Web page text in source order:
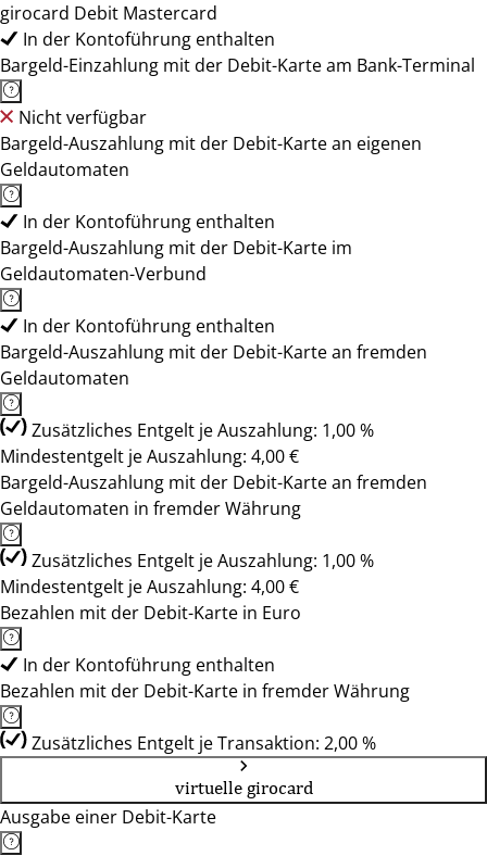
girocard Debit Mastercard
In der Kontoführung enthalten
Bargeld-Einzahlung mit der Debit-Karte am Bank-Terminal
Nicht verfügbar
Bargeld-Auszahlung mit der Debit-Karte an eigenen
Geldautomaten
In der Kontoführung enthalten
Bargeld-Auszahlung mit der Debit-Karte im
Geldautomaten-Verbund
In der Kontoführung enthalten
Bargeld-Auszahlung mit der Debit-Karte an fremden
Geldautomaten
Zusätzliches Entgelt je Auszahlung: 1,00 %
Mindestentgelt je Auszahlung: 4,00 €
Bargeld-Auszahlung mit der Debit-Karte an fremden
Geldautomaten in fremder Währung
Zusätzliches Entgelt je Auszahlung: 1,00 %
Mindestentgelt je Auszahlung: 4,00 €
Bezahlen mit der Debit-Karte in Euro
In der Kontoführung enthalten
Bezahlen mit der Debit-Karte in fremder Währung
Zusätzliches Entgelt je Transaktion: 2,00 %
virtuelle girocard
Ausgabe einer Debit-Karte